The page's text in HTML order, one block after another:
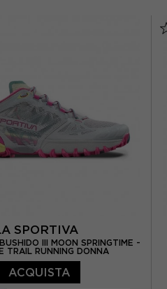
EUR 40 / UK 6,5
40 2/3 / UK 7
41 1/3 / UK 7,5
SPORTIVA
III MOON SPRINGTIME -
TRAIL RUNNING DONNA
ACQUISTA